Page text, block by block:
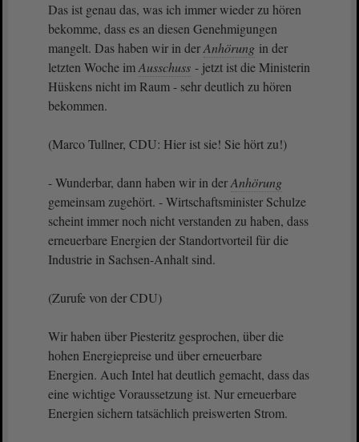
Das ist genau das, was ich immer wieder zu hören
bekomme, dass es an diesen Genehmigungen
mangelt. Das haben wir in derAnhörung in der
letzten Woche imAusschuss - jetzt ist die Ministerin
Hüskens nicht im Raum - sehr deutlich zu hören
bekommen.
(Marco Tullner, CDU: Hier ist sie! Sie hört zu!)
- Wunderbar, dann haben wir in derAnhörung
gemeinsam zugehört. - Wirtschaftsminister Schulze
scheint immer noch nicht verstanden zu haben, dass
erneuerbare Energien der Standortvorteil für die
Industrie in Sachsen-Anhalt sind.
(Zurufe von der CDU)
Wir haben über Piesteritz gesprochen, über die
hohen Energiepreise und über erneuerbare
Energien. Auch Intel hat deutlich gemacht, dass das
eine wichtige Voraussetzung ist. Nur erneuerbare
Energien sichern tatsächlich preiswerten Strom.